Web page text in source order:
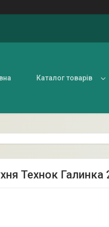
Каталог товарів
Технок Галинка